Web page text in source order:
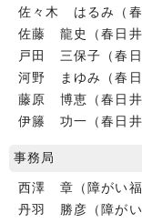
佐々木 はるみ（春
佐藤 龍史（春日井
戸田 三保子（春日
河野 まゆみ（春日
藤原 博恵（春日井
伊籐 功一（春日井
事務局
西澤 章（障がい福
丹羽 勝彦（障がい